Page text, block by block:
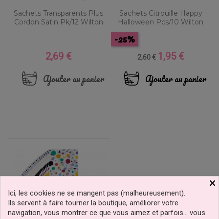
Sachets Transparents Plus
Cordon Satin Pk/12 Wilton
Prix
2,69 €
Ajouter au panier
Sachets Citrouille Happy
Halloween Pcs/10 Wilton
Prix
base
2,60 €
-25%
Prix
1,95 €
Ajouter au panier
×
Ici, les cookies ne se mangent pas (malheureusement).
Ils servent à faire tourner la boutique, améliorer votre
navigation, vous montrer ce que vous aimez et parfois… vous